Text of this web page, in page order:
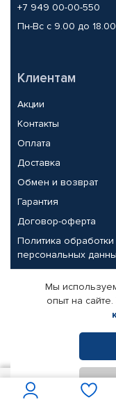
+7 949 00-00-550
Пн-Вс с 9.00 до 18.00
Клиентам
Акции
Контакты
Оплата
Доставка
Обмен и возврат
Гарантия
Договор-оферта
Политика обработки
персональных
Партнерам
Корпоративным
Поставщикам
© КАМАЗ ЦЕНТР
Интернет-магазин
Мы
опыт на